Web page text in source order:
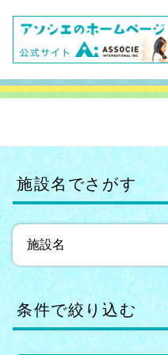
施設名でさがす
条件で絞り込む